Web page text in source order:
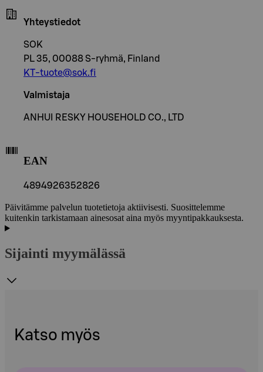
Yhteystiedot
SOK
PL 35, 00088 S-ryhmä, Finland
KT-tuote@sok.fi
Valmistaja
ANHUI RESKY HOUSEHOLD CO., LTD
EAN
4894926352826
Päivitämme palvelun tuotetietoja aktiivisesti. Suosittelemme
kuitenkin tarkistamaan ainesosat aina myös myyntipakkauksesta.
Sijainti myymälässä
Katso myös